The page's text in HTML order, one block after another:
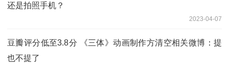
还是拍照手机？
2023-04-07
豆瓣评分低至3.8分 《三体》动画制作方清空相关微博：提
也不提了